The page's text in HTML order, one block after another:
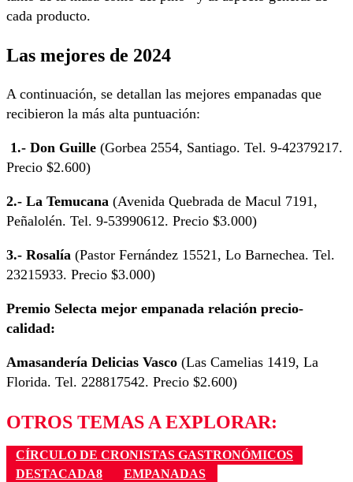
cada producto.
Las mejores de 2024
A continuación, se detallan las mejores empanadas que
recibieron la más alta puntuación:
1.- Don Guille (Gorbea 2554, Santiago. Tel. 9-42379217.
Precio $2.600)
2.- La Temucana (Avenida Quebrada de Macul 7191,
Peñalolén. Tel. 9-53990612. Precio $3.000)
3.- Rosalía (Pastor Fernández 15521, Lo Barnechea. Tel.
23215933. Precio $3.000)
Premio Selecta mejor empanada relación precio-
calidad:
Amasandería Delicias Vasco (Las Camelias 1419, La
Florida. Tel. 228817542. Precio $2.600)
OTROS TEMAS A EXPLORAR:
CÍRCULO DE CRONISTAS GASTRONÓMICOS
DESTACADA8
EMPANADAS